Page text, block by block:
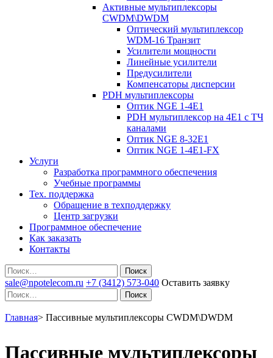
Активные мультиплексоры
CWDM\DWDM
Оптический мультиплексор
WDM-16 Транзит
Усилители мощности
Линейные усилители
Предусилители
Компенсаторы дисперсии
PDH мультиплексоры
Оптик NGE 1-4E1
PDH мультиплексор на 4Е1 с ТЧ
каналами
Оптик NGE 8-32E1
Оптик NGE 1-4E1-FX
Услуги
Разработка программного обеспечения
Учебные программы
Тех. поддержка
Обращение в техподдержку
Центр загрузки
Программное обеспечение
Как заказать
Контакты
Поиск
sale@npotelecom.ru +7 (3412) 573-040 Оставить заявку
Поиск
Главная> Пассивные мультиплексоры CWDM\DWDM
Пассивные мультиплексоры